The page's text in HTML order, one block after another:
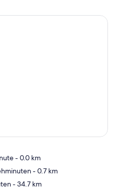
Karte- 0.0 km
- 0.7 km
- 34.7 km